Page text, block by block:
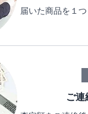
届いた商品を１
ご